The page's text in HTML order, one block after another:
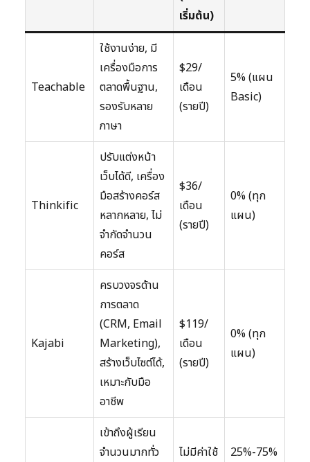
เริ่มต้น)
Teachable
ใช้งานง่าย, มี
เครื่องมือการ
ตลาดพื้นฐาน,
รองรับหลาย
ภาษา
$29/
เดือน
(รายปี)
5% (แผน
Basic)
Thinkific
ปรับแต่งหน้า
เว็บได้ดี, เครื่อง
มือสร้างคอร์ส
หลากหลาย, ไม่
จำกัดจำนวน
คอร์ส
$36/
เดือน
(รายปี)
0% (ทุก
แผน)
Kajabi
ครบวงจรด้าน
การตลาด
(CRM, Email
Marketing),
สร้างเว็บไซต์ได้,
เหมาะกับมือ
อาชีพ
$119/
เดือน
(รายปี)
0% (ทุก
แผน)
เข้าถึงผู้เรียน
จำนวนมากทั่ว
ไม่มีค่าใช้
25%-75%